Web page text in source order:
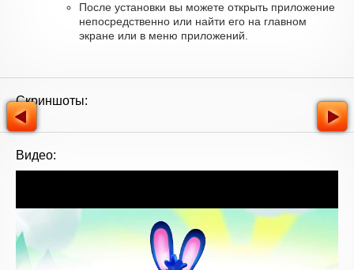
После установки вы можете открыть приложение
непосредственно или найти его на главном
экране или в меню приложений.
Скриншоты:
Видео: